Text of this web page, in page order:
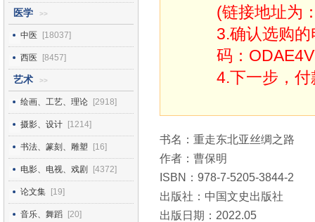
医学 >>
中医 [18037]
西医 [8457]
艺术 >>
绘画、工艺、理论 [2918]
摄影、设计 [1214]
书法、篆刻、雕塑 [16]
电影、电视、戏剧 [4372]
论文集 [19]
音乐、舞蹈 [20]
(链接地址为
3.确认选购
码：
4.下一步，
书名：重走东北亚丝绸之路
作者：曹保明
ISBN：978-7-5205-3844-2
出版社：中国文史出版社
出版日期：2022.05